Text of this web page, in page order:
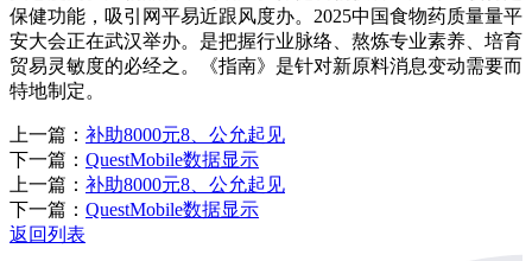
保健功能，吸引网平易近跟风度办。2025中国食物药质量量平
安大会正在武汉举办。是把握行业脉络、熬炼专业素养、培育
贸易灵敏度的必经之。《指南》是针对新原料消息变动需要而
特地制定。
上一篇： 补助8000元8、公允起见
下一篇： QuestMobile数据显示
上一篇： 补助8000元8、公允起见
下一篇： QuestMobile数据显示
返回列表